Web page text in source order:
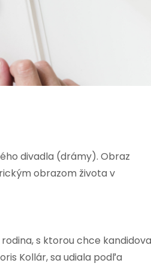
divadla (drámy). Obraz
obrazom života v
s ktorou chce
Kollár, sa udiala podľa